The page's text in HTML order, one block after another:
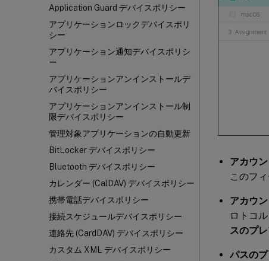
Application Guard デバイスポリシー
アプリケーションロックデバイスポリ
シー
アプリケーション通知デバイスポリシ
ー
アプリケーションアンインストールデ
バイスポリシー
アプリケーションアンインストール制
限デバイスポリシー
管理対象アプリケーションの自動更新
BitLocker デバイスポリシー
Bluetooth デバイスポリシー
カレンダー (CalDAV) デバイスポリシー
携帯電話デバイスポリシー
接続スケジュールデバイスポリシー
連絡先 (CardDAV) デバイスポリシー
カスタム XML デバイスポリシー
アカウ
このフ
アカウ
ロトコ
スのプレ
パスの